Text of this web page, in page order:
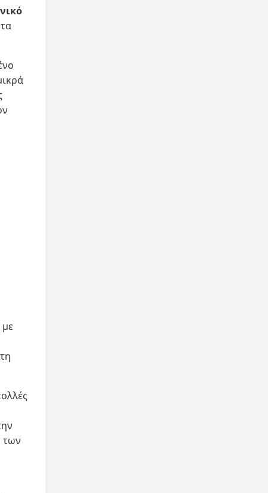
με
των